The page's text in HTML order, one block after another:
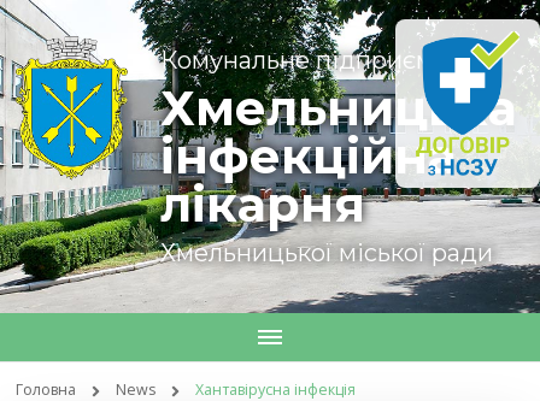
Комунальне підприємство
Хмельницька
інфекційна
лікарня
Хмельницької міської ради
Головна News Хантавірусна інфекція